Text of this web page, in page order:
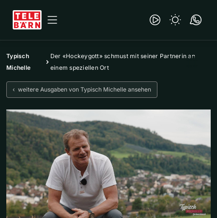
Typisch
Michelle
Der «Hockeygott» schmust mit seiner Partnerin an
einem speziellen Ort
‹ weitere Ausgaben von Typisch Michelle ansehen